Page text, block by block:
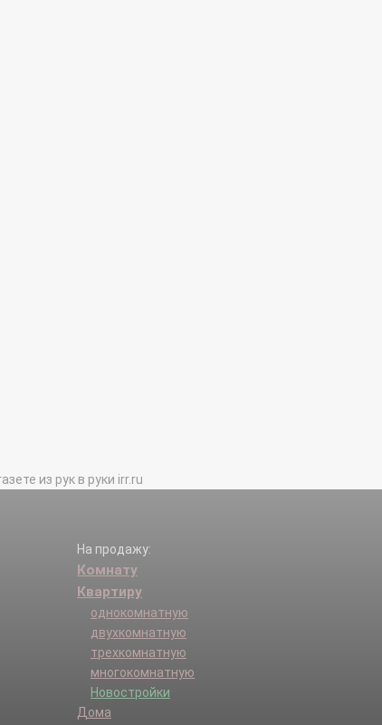
из рук в руки irr.ru
На продажу:
Комнату
Квартиру
однокомнатную
двухкомнатную
трехкомнатную
многокомнатную
Новостройки
Дома